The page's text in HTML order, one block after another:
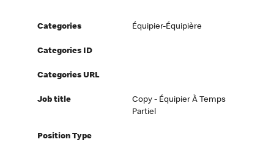
Categories Équipier-Équipière
Categories ID
Categories URL
Job title
Copy - Équipier À Temps
Partiel
Position Type